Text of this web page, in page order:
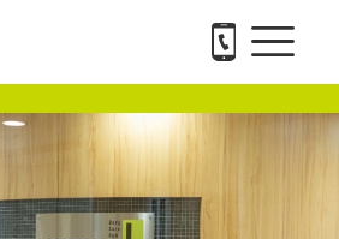
メ
ニ
ュ
ー